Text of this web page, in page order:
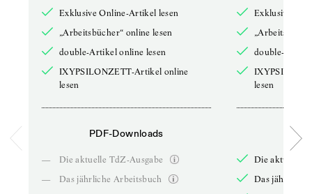
Exklusive Online-Artikel lesen
„Arbeitsbücher“ online lesen
double-Artikel online lesen
IXYPSILONZETT-Artikel online
lesen
PDF-Downloads
—
Die aktuelle TdZ-Ausgabe
—
Das jährliche Arbeitsbuch
Exklusive
double-
lesen
Die aktuelle
Das jährliche